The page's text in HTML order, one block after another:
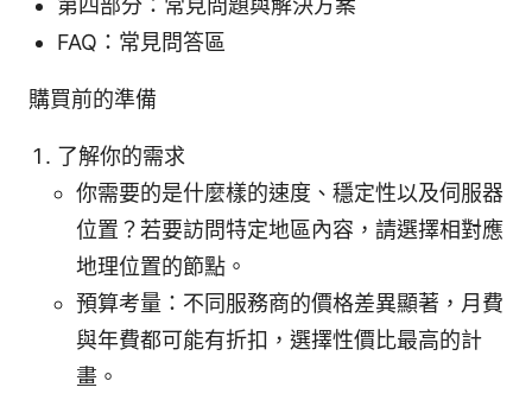
第四部分：常見問題與解決方案
FAQ：常見問答區
購買前的準備
了解你的需求
你需要的是什麼樣的速度、穩定性以及伺服器
位置？若要訪問特定地區內容，請選擇相對應
地理位置的節點。
預算考量：不同服務商的價格差異顯著，月費
與年費都可能有折扣，選擇性價比最高的計
畫。